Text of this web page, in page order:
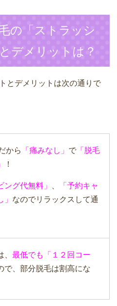
の「ストラッシ
デメリットは？
とデメリットは次の通りで
から 「痛みなし」 で 「脱毛
！
ング代無料」
「予約キャ
なのでリラックスして通
最低でも「１２回コー
で、部分脱毛は割高にな